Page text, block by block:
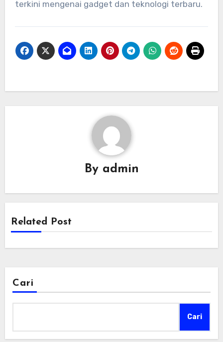
terkini mengenai gadget dan teknologi terbaru.
By admin
Related Post
Cari
Cari